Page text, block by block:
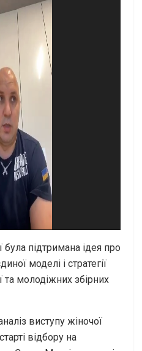
була підтримана ідея про
моделі і стратегії
та молодіжних збірних
виступу жіночої
відбору на